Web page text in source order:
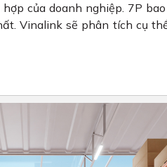
của doanh nghiệp. 7P
Vinalink sẽ phân tích cụ